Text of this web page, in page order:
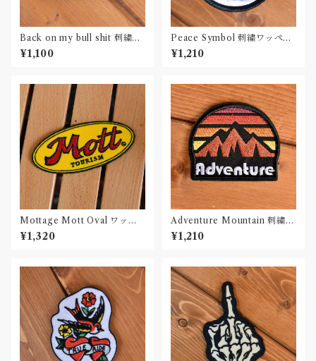
Back on my bull shit 刺繍ワ
ッペン Patch
¥1,100
Peace Symbol 刺繍ワッペン
Patch
¥1,210
Mottage Mott Oval ワッペ
ン 刺繍 Patch
¥1,320
Adventure Mountain 刺繍ワ
ッペン Patch
¥1,210